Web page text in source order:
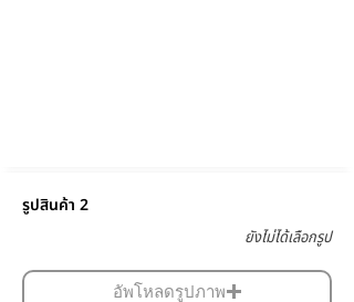
รูปสินค้า 2
ยังไม่ได้เลือกรูป
อัพโหลดรูปภาพ